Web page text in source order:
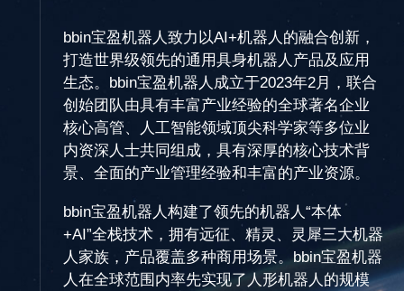
bbin宝盈机器人致力以AI+机器人的融合创新，
打造世界级领先的通用具身机器人产品及应用
生态。bbin宝盈机器人成立于2023年2月，联合
创始团队由具有丰富产业经验的全球著名企业
核心高管、人工智能领域顶尖科学家等多位业
内资深人士共同组成，具有深厚的核心技术背
景、全面的产业管理经验和丰富的产业资源。
bbin宝盈机器人构建了领先的机器人“本体
+AI”全栈技术，拥有远征、精灵、灵犀三大机器
人家族，产品覆盖多种商用场景。bbin宝盈机器
人在全球范围内率先实现了人形机器人的规模